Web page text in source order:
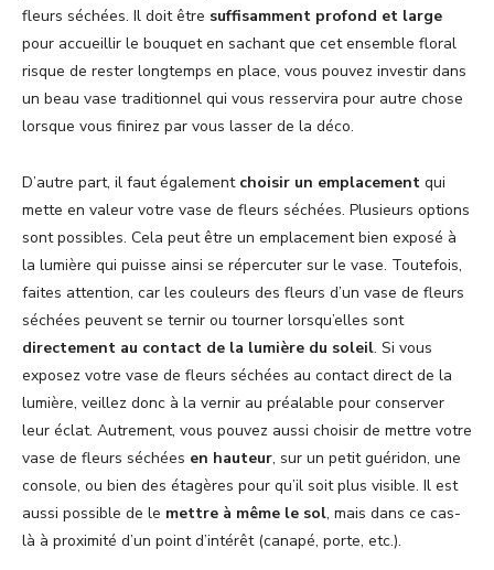
fleurs séchées. Il doit être suffisamment profond et large
pour accueillir le bouquet en sachant que cet ensemble floral
risque de rester longtemps en place, vous pouvez investir dans
un beau vase traditionnel qui vous resservira pour autre chose
lorsque vous finirez par vous lasser de la déco.
D’autre part, il faut également choisir un emplacement qui
mette en valeur votre vase de fleurs séchées. Plusieurs options
sont possibles. Cela peut être un emplacement bien exposé à
la lumière qui puisse ainsi se répercuter sur le vase. Toutefois,
faites attention, car les couleurs des fleurs d’un vase de fleurs
séchées peuvent se ternir ou tourner lorsqu’elles sont
directement au contact de la lumière du soleil. Si vous
exposez votre vase de fleurs séchées au contact direct de la
lumière, veillez donc à la vernir au préalable pour conserver
leur éclat. Autrement, vous pouvez aussi choisir de mettre votre
vase de fleurs séchées en hauteur, sur un petit guéridon, une
console, ou bien des étagères pour qu’il soit plus visible. Il est
aussi possible de le mettre à même le sol, mais dans ce cas-
là à proximité d’un point d’intérêt (canapé, porte, etc.).